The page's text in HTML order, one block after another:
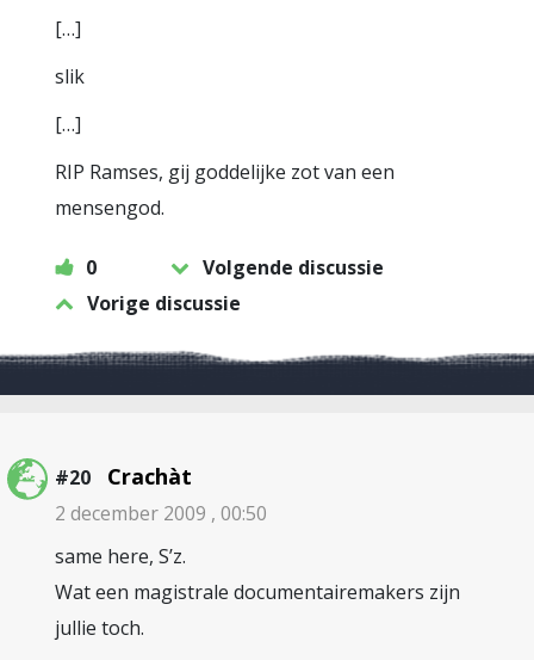
[…]
slik
[…]
RIP Ramses, gij goddelijke zot van een
mensengod.
0
Volgende discussie
Vorige discussie
#20 Crachàt
2 december 2009 , 00:50
same here, S’z.
Wat een magistrale documentairemakers zijn
jullie toch.